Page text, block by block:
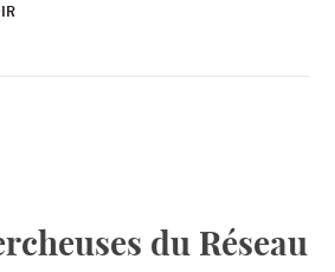
du Réseau